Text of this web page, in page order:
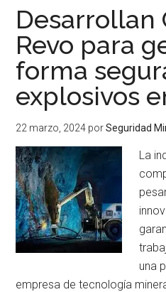
intercambio
de
experiencias
para
mejorar
operaciones
Desarrollan
Revo para
forma
explosivos
22 marzo, 2024 porSeguridad
La
una
empresa de tecnología